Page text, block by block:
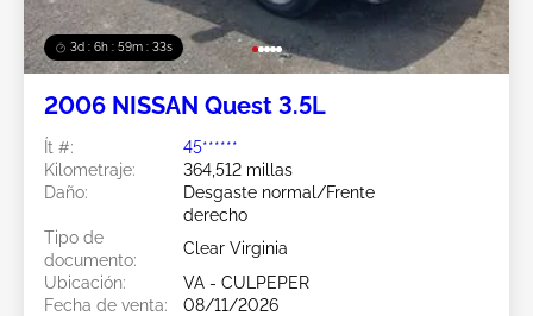
3d : 6h : 59m : 31s
2006 NISSAN Quest 3.5L
Ít #:
45******
Kilometraje:
364,512 millas
Daño:
Desgaste normal/Frente
derecho
Tipo de
documento:
Clear Virginia
Ubicación:
VA - CULPEPER
Fecha de venta:
08/11/2026